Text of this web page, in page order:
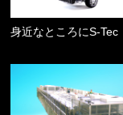
身近なところにS-Tec